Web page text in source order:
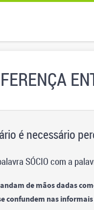
é necessário
SÓCIO com a
de mãos dadas
confundem nas